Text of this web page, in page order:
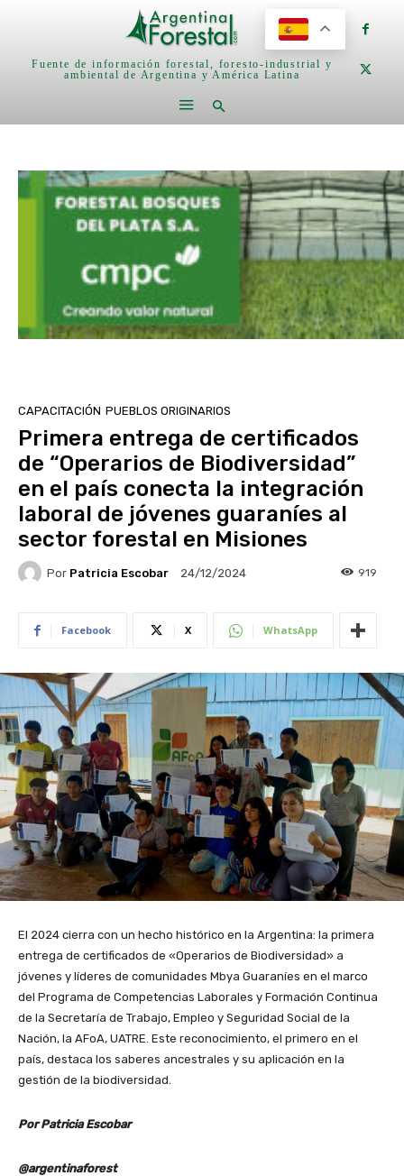
Fuente de información forestal, foresto-industrial y
ambiental de Argentina y América Latina
CAPACITACIÓN PUEBLOS ORIGINARIOS
Primera entrega de certificados
de “Operarios de Biodiversidad”
en el país conecta la integración
laboral de jóvenes guaraníes al
sector forestal en Misiones
Por Patricia Escobar 24/12/2024 919
Facebook X WhatsApp
El 2024 cierra con un hecho histórico en la Argentina: la primera
entrega de certificados de «Operarios de Biodiversidad» a
jóvenes y líderes de comunidades Mbya Guaraníes en el marco
del Programa de Competencias Laborales y Formación Continua
de la Secretaría de Trabajo, Empleo y Seguridad Social de la
Nación, la AFoA, UATRE. Este reconocimiento, el primero en el
país, destaca los saberes ancestrales y su aplicación en la
gestión de la biodiversidad.
Por Patricia Escobar
@argentinaforest